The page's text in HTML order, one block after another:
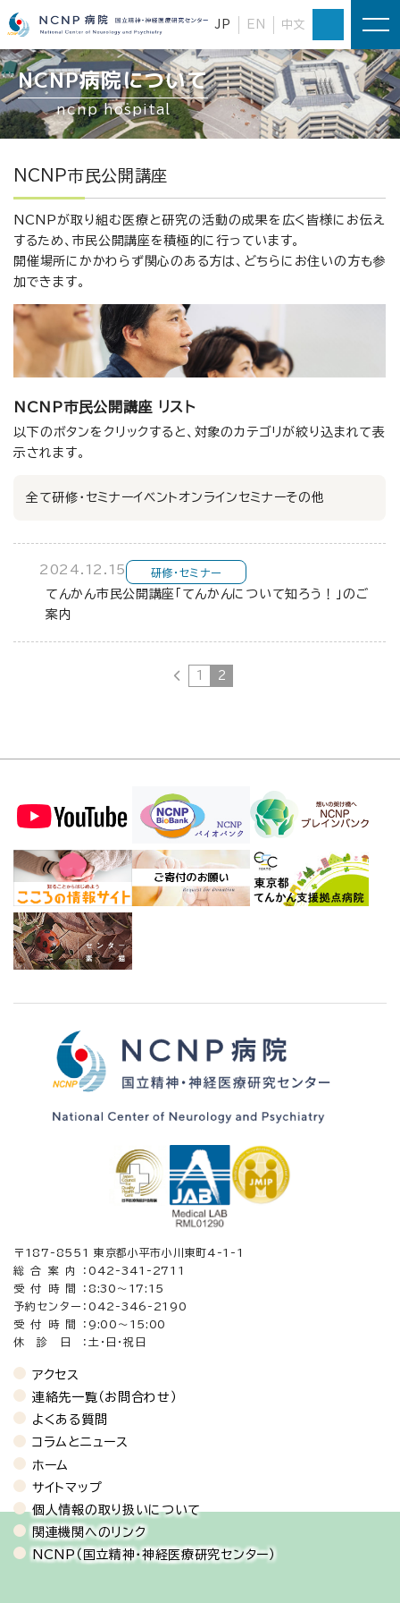
JP EN 中文
NCNP病院について
ncnp hospital
NCNP市民公開講座
NCNPが取り組む医療と研究の活動の成果を広く皆様にお伝え
するため、市民公開講座を積極的に行っています。
開催場所にかかわらず関心のある方は、どちらにお住いの方も参
加できます。
NCNP市民公開講座 リスト
以下のボタンをクリックすると、対象のカテゴリが絞り込まれて表
示されます。
全て研修・セミナーイベント オンラインセミナーその他
2024.12.15 研修・セミナー
てんかん市民公開講座「てんかんについて知ろう！」のご
案内
2
〒187-8551 東京都小平市小川東町4-1-1
総合案内： 042-341-2711
受付時間： 8:30〜17:15
予約センター： 042-346-2190
受付時間： 9:00～15:00
休診日： 土・日・祝日
アクセス
連絡先一覧（お問合わせ）
よくある質問
コラムとニュース
ホーム
サイトマップ
個人情報の取り扱いについて
関連機関へのリンク
NCNP（国立精神・神経医療研究センター）